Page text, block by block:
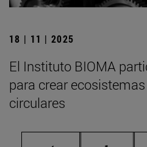
18 | 11 | 2025
El Instituto BIOMA
para crear
circulares